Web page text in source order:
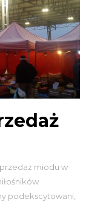
miodu w
podekscytowani,